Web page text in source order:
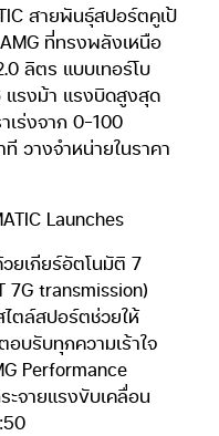
สายพันธุ์สปอร์ตคูเป้
ที่ทรงพลังเหนือ
ลิตร แบบเทอร์โบ
แรงม้า แรงบิดสูงสุด
เร่งจาก 0-100
ที วางจำหน่ายในราคา
ยเกียร์อัตโนมัติ 7
7G transmission)
ตล์สปอร์ตช่วยให้
อบรับทุกความเร้าใจ
Performance
ะจายแรงขับเคลื่อน